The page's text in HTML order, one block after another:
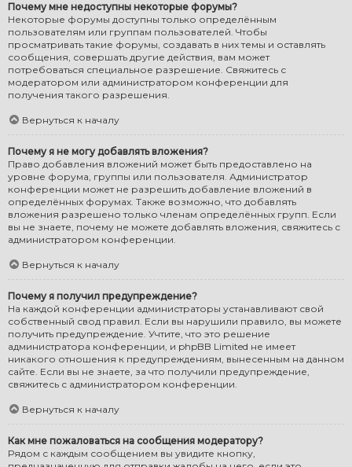
Почему мне недоступны некоторые форумы?
Некоторые форумы доступны только определённым
пользователям или группам пользователей. Чтобы
просматривать такие форумы, создавать в них темы и оставлять
сообщения, совершать другие действия, вам может
потребоваться специальное разрешение. Свяжитесь с
модератором или администратором конференции для
получения такого разрешения.
Вернуться к началу
Почему я не могу добавлять вложения?
Право добавления вложений может быть предоставлено на
уровне форума, группы или пользователя. Администратор
конференции может не разрешить добавление вложений в
определённых форумах. Также возможно, что добавлять
вложения разрешено только членам определённых групп. Если
вы не знаете, почему не можете добавлять вложения, свяжитесь с
администратором конференции.
Вернуться к началу
Почему я получил предупреждение?
На каждой конференции администраторы устанавливают свой
собственный свод правил. Если вы нарушили правило, вы можете
получить предупреждение. Учтите, что это решение
администратора конференции, и phpBB Limited не имеет
никакого отношения к предупреждениям, вынесенным на данном
сайте. Если вы не знаете, за что получили предупреждение,
свяжитесь с администратором конференции.
Вернуться к началу
Как мне пожаловаться на сообщения модератору?
Рядом с каждым сообщением вы увидите кнопку,